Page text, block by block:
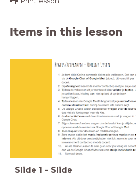
Items in this lesson
Slide 1 - Slide